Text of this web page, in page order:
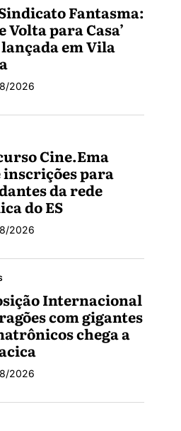
Fantasma:
Volta para Casa’
em Vila
2026
Cine.Ema
inscrições para
da rede
do ES
2026
Internacional
com gigantes
chega a
2026